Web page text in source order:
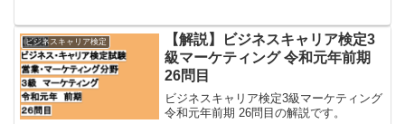
ビジネスキャリア検定
【解説】ビジネスキャリア検定3
級マーケティング 令和元年前期
26問目
ビジネスキャリア検定3級マーケティング
令和元年前期 26問目の解説です。